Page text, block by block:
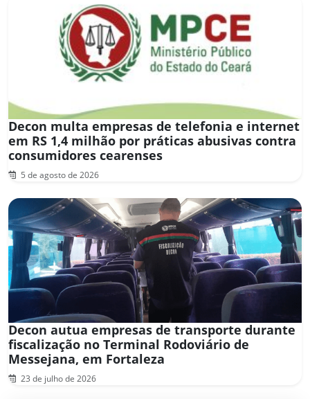
Decon multa empresas de telefonia e internet
em RS 1,4 milhão por práticas abusivas contra
consumidores cearenses
5 de agosto de 2026
Decon autua empresas de transporte durante
fiscalização no Terminal Rodoviário de
Messejana, em Fortaleza
23 de julho de 2026